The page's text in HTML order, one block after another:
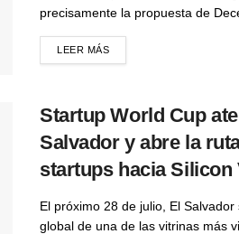
precisamente la propuesta de
LEER MÁS
Startup World Cup
Salvador y abre la
startups hacia Silicon
El próximo 28 de julio, El
global de una de las vitrinas más